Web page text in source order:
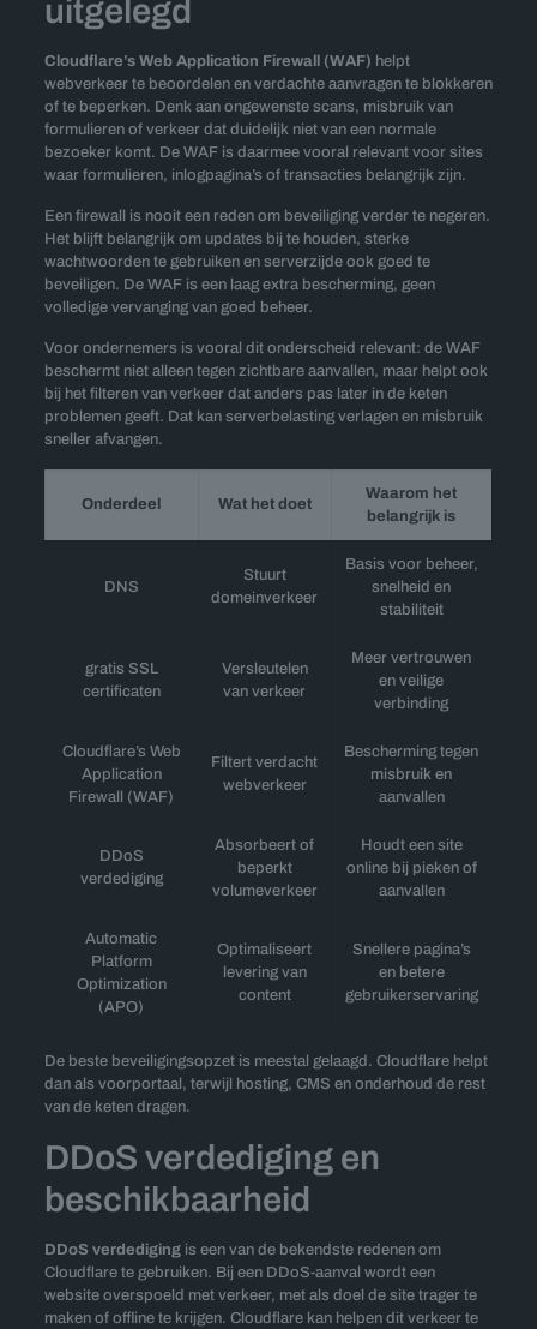
uitgelegd
Cloudflare’s Web Application Firewall (WAF) helpt
webverkeer te beoordelen en verdachte aanvragen te blokkeren
of te beperken. Denk aan ongewenste scans, misbruik van
formulieren of verkeer dat duidelijk niet van een normale
bezoeker komt. De WAF is daarmee vooral relevant voor sites
waar formulieren, inlogpagina’s of transacties belangrijk zijn.
Een firewall is nooit een reden om beveiliging verder te negeren.
Het blijft belangrijk om updates bij te houden, sterke
wachtwoorden te gebruiken en serverzijde ook goed te
beveiligen. De WAF is een laag extra bescherming, geen
volledige vervanging van goed beheer.
Voor ondernemers is vooral dit onderscheid relevant: de WAF
beschermt niet alleen tegen zichtbare aanvallen, maar helpt ook
bij het filteren van verkeer dat anders pas later in de keten
problemen geeft. Dat kan serverbelasting verlagen en misbruik
sneller afvangen.
Onderdeel Wat het doet
Waarom het
belangrijk is
DNS
Stuurt
domeinverkeer
Basis voor beheer,
snelheid en
stabiliteit
gratis SSL
certificaten
Versleutelen
van verkeer
Meer vertrouwen
en veilige
verbinding
Cloudflare’s Web
Application
Firewall (WAF)
Filtert verdacht
webverkeer
Bescherming tegen
misbruik en
aanvallen
DDoS
verdediging
Absorbeert of
beperkt
volumeverkeer
Houdt een site
online bij pieken of
aanvallen
Automatic
Platform
Optimization
(APO)
Optimaliseert
levering van
content
Snellere pagina’s
en betere
gebruikerservaring
De beste beveiligingsopzet is meestal gelaagd. Cloudflare helpt
dan als voorportaal, terwijl hosting, CMS en onderhoud de rest
van de keten dragen.
DDoS verdediging en
beschikbaarheid
DDoS verdedigingis een van de bekendste redenen om
Cloudflare te gebruiken. Bij een DDoS-aanval wordt een
website overspoeld met verkeer, met als doel de site trager te
maken of offline te krijgen. Cloudflare kan helpen dit verkeer te